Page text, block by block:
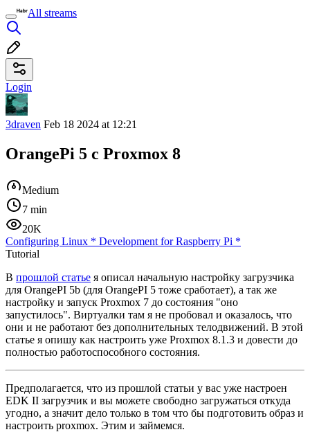
All streams
Login
3draven Feb 18 2024 at 12:21
OrangePi 5 с Proxmox 8
Medium
7 min
20K
Configuring Linux * Development for Raspberry Pi *
Tutorial
В прошлой статье я описал начальную настройку загрузчика
для OrangePI 5b (для OrangePI 5 тоже сработает), а так же
настройку и запуск Proxmox 7 до состояния "оно
запустилось". Виртуалки там я не пробовал и оказалось, что
они и не работают без дополнительных телодвижений. В этой
статье я опишу как настроить уже Proxmox 8.1.3 и довести до
полностью работоспособного состояния.
Предполагается, что из прошлой статьи у вас уже настроен
EDK II загрузчик и вы можете свободно загружаться откуда
угодно, а значит дело только в том что бы подготовить образ и
настроить proxmox. Этим и займемся.